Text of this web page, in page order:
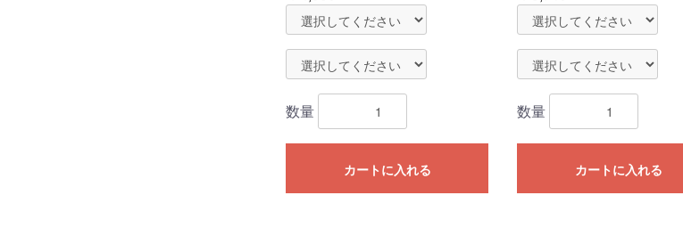
数量
カートに入れる
数量
カートに入れる